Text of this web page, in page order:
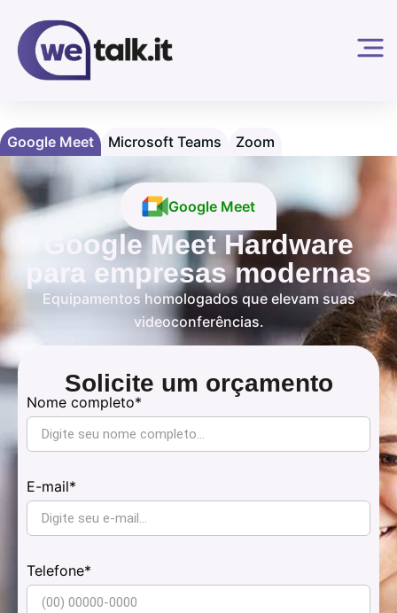
Google Meet Microsoft Teams Zoom
Google Meet
Google Meet Hardware
para empresas modernas
Equipamentos homologados que elevam suas
videoconferências.
Solicite um orçamento
Nome completo*
E-mail*
Telefone*